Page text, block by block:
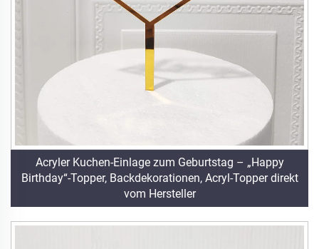
Acryler Kuchen-Einlage zum Geburtstag – „Happy
Birthday“-Topper, Backdekorationen, Acryl-Topper direkt
vom Hersteller